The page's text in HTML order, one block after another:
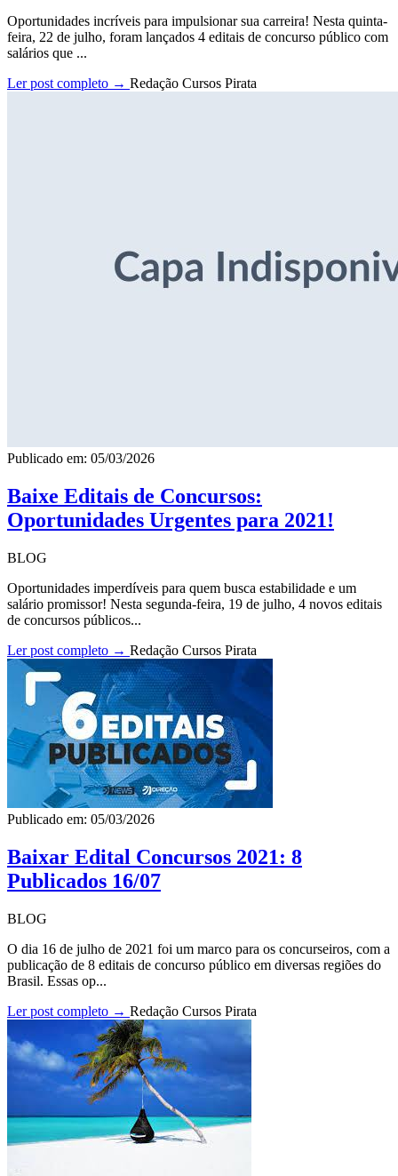
Oportunidades incríveis para impulsionar sua carreira! Nesta quinta-
feira, 22 de julho, foram lançados 4 editais de concurso público com
salários que ...
Ler post completo → Redação Cursos Pirata
Publicado em: 05/03/2026
Baixe Editais de Concursos:
Oportunidades Urgentes para 2021!
BLOG
Oportunidades imperdíveis para quem busca estabilidade e um
salário promissor! Nesta segunda-feira, 19 de julho, 4 novos editais
de concursos públicos...
Ler post completo → Redação Cursos Pirata
Publicado em: 05/03/2026
Baixar Edital Concursos 2021: 8
Publicados 16/07
BLOG
O dia 16 de julho de 2021 foi um marco para os concurseiros, com a
publicação de 8 editais de concurso público em diversas regiões do
Brasil. Essas op...
Ler post completo → Redação Cursos Pirata